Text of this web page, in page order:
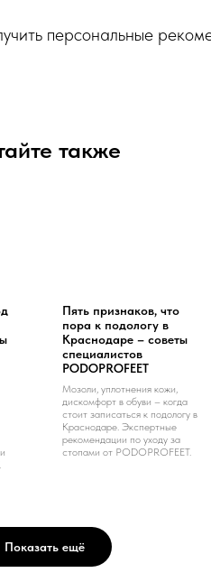
персональные
также
Пять признаков, что
пора к подологу в
Краснодаре – советы
специалистов
PODOPROFEET
Мозоли, уплотнения кожи,
дискомфорт в обуви – когда
стоит записаться к подологу в
Краснодаре. Экспертные
рекомендации по уходу за
стопами от PODOPROFEET.
Показать ещё